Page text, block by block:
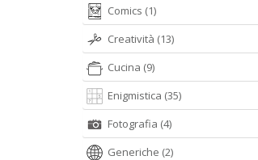
Comics (1)
Creatività (13)
Cucina (9)
Enigmistica (35)
Fotografia (4)
Generiche (2)